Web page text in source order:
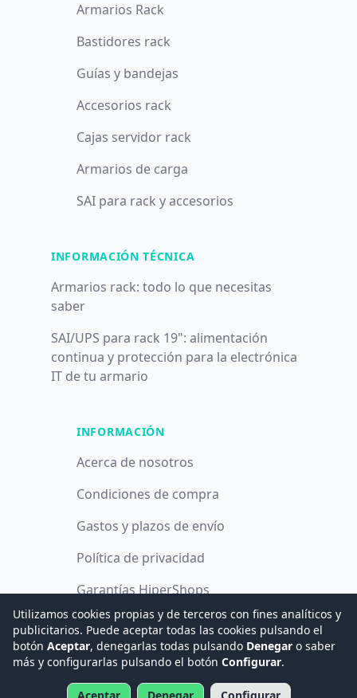
Armarios Rack
Bastidores rack
Guías y bandejas
Accesorios rack
Cajas servidor rack
Armarios de carga
SAI para rack y accesorios
INFORMACIÓN TÉCNICA
Armarios rack: todo lo que necesitas
saber
SAI/UPS para rack 19": alimentación
continua y protección para la electrónica
IT de tu armario
INFORMACIÓN
Acerca de nosotros
Condiciones de compra
Gastos y plazos de envío
Política de privacidad
Garantías HiperShops
Política de cookies
© 2008 -2026Hogar Digital e Inmótica Ingenieros, S.L.
Utilizamos cookies propias y de terceros con fines analíticos y
publicitarios. Puede aceptar todas las cookies pulsando el
botón Aceptar, denegarlas todas pulsando Denegar o saber
más y configurarlas pulsando el botón Configurar.